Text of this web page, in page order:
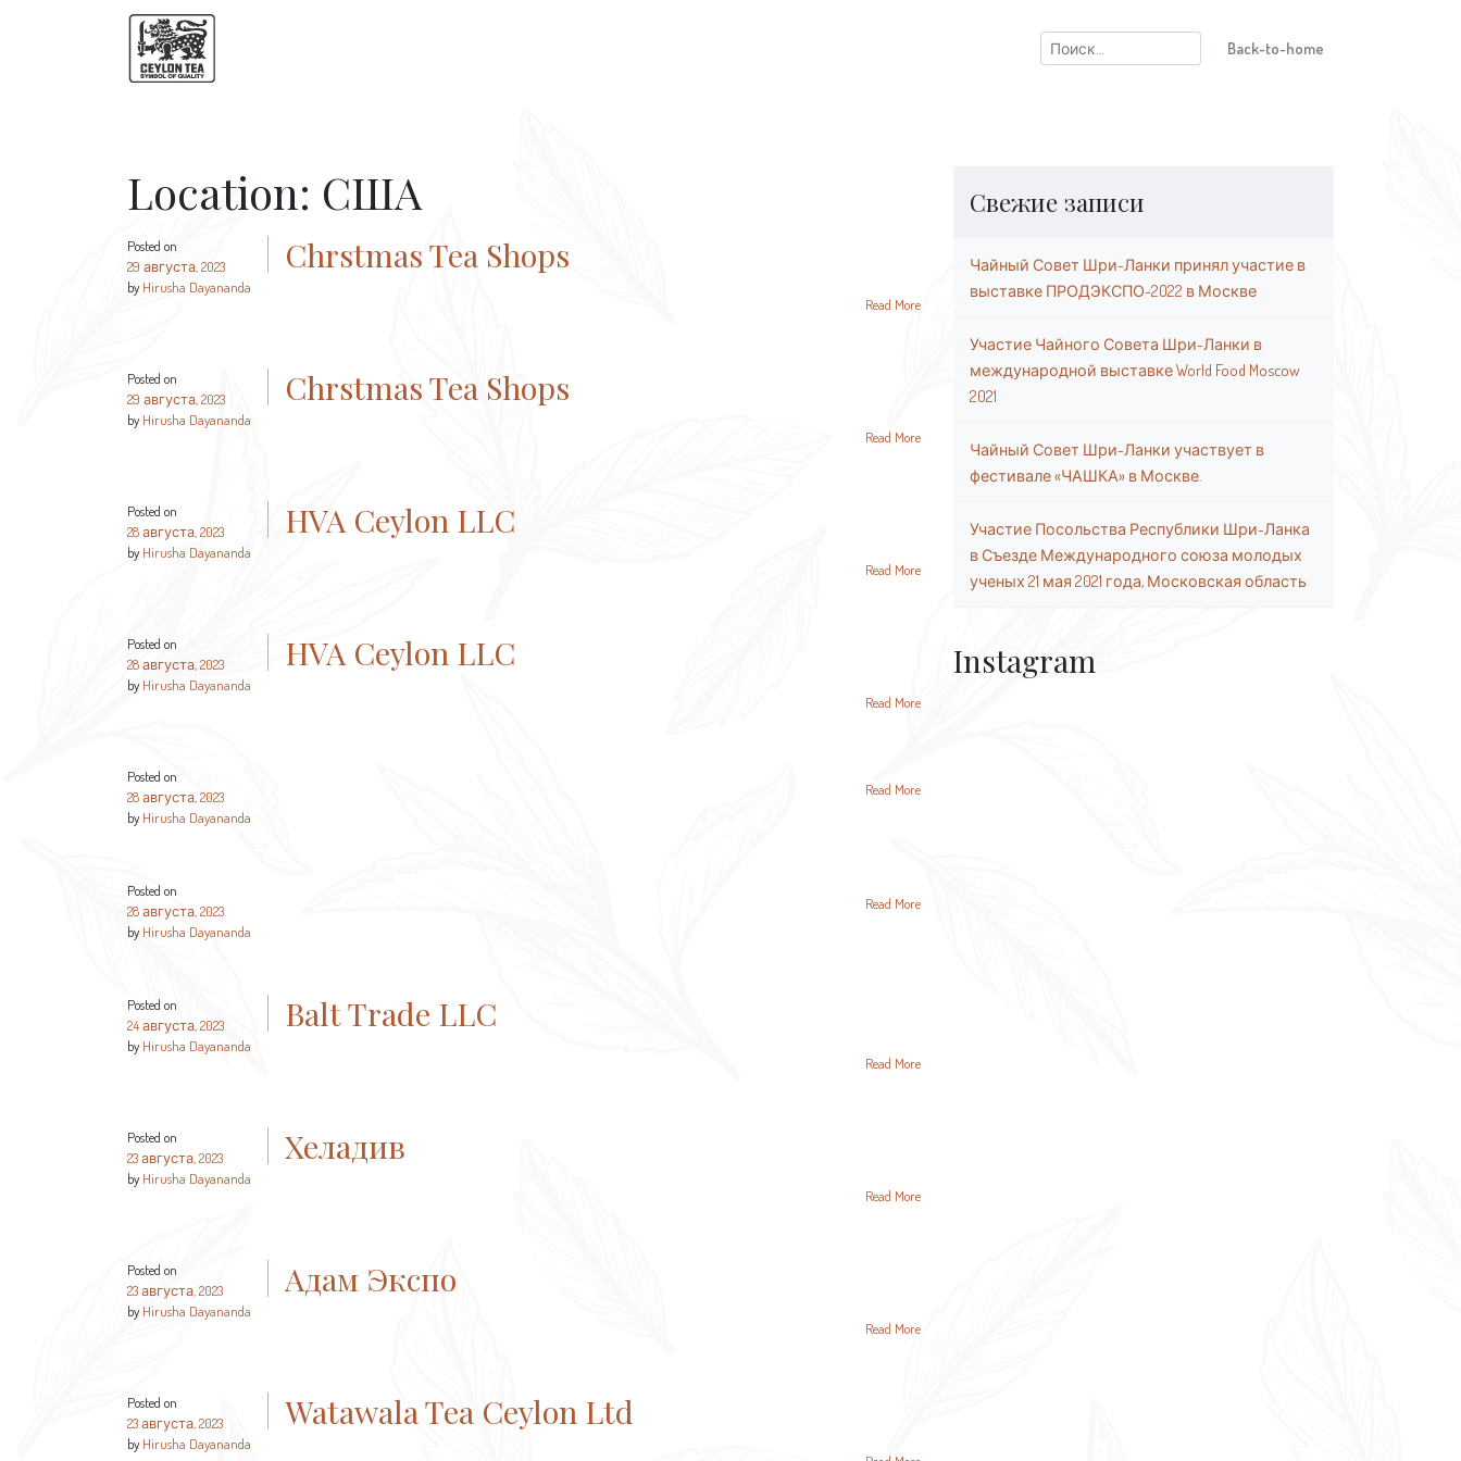
Найти: Back-to-home
Location: США
Posted on
29 августа, 2023
byHirusha Dayananda
Chrstmas Tea Shops
Read More
Posted on
29 августа, 2023
by Hirusha Dayananda
Chrstmas Tea Shops
Read More
Posted on
28 августа, 2023
by Hirusha Dayananda
HVA Ceylon LLC
Read More
Posted on
28 августа, 2023
by Hirusha Dayananda
HVA Ceylon LLC
Read More
Posted on
28 августа, 2023
by Hirusha Dayananda
Read More
Posted on
28 августа, 2023
byHirusha Dayananda
Read More
Posted on
24 августа, 2023
by Hirusha Dayananda
Balt Trade LLC
Read More
Posted on
23 августа, 2023
by Hirusha Dayananda
Хеладив
Read More
Posted on
23 августа, 2023
byHirusha Dayananda
Адам Экспо
Read More
Posted on
23 августа, 2023
by Hirusha Dayananda
Watawala Tea Ceylon Ltd
Свежие записи
Чайный Совет Шри-Ланки принял участие в
выставке ПРОДЭКСПО-2022 в Москве
Участие Чайного Совета Шри-Ланки в
международной выставке World Food Moscow
2021
Чайный Совет Шри-Ланки участвует в
фестивале «ЧАШКА» в Москве.
Участие Посольства Республики Шри-Ланка
в Съезде Международного союза молодых
ученых 21 мая 2021 года, Московская область
Instagram